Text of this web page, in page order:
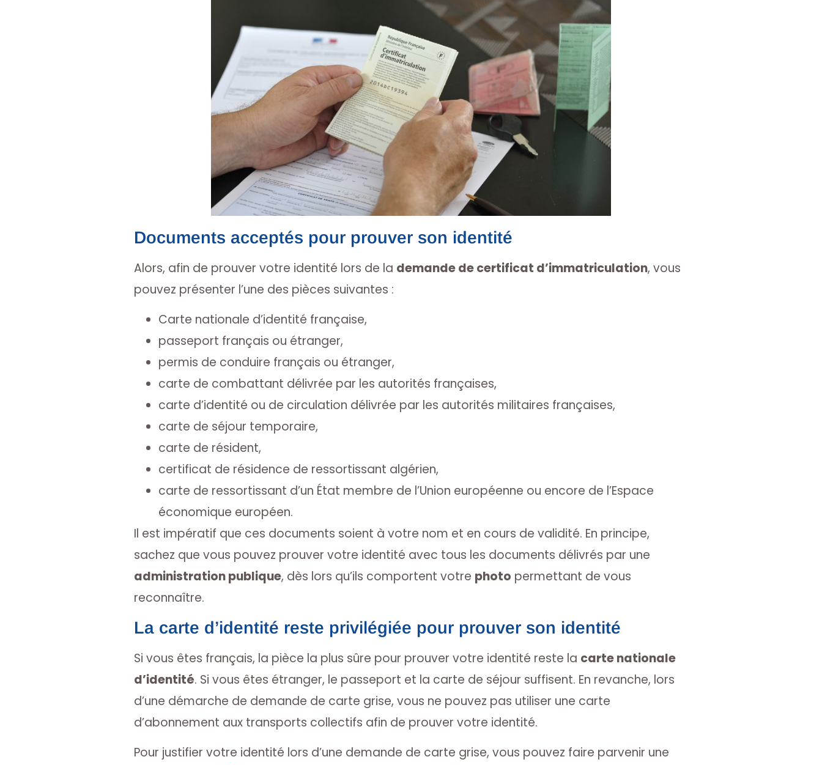
Documents acceptés pour prouver son identité
Alors, afin de prouver votre identité lors de la demande de certificat d’immatriculation, vous
pouvez présenter l’une des pièces suivantes :
Carte nationale d’identité française,
passeport français ou étranger,
permis de conduire français ou étranger,
carte de combattant délivrée par les autorités françaises,
carte d’identité ou de circulation délivrée par les autorités militaires françaises,
carte de séjour temporaire,
carte de résident,
certificat de résidence de ressortissant algérien,
carte de ressortissant d’un État membre de l’Union européenne ou encore de l’Espace
économique européen.
Il est impératif que ces documents soient à votre nom et en cours de validité. En principe,
sachez que vous pouvez prouver votre identité avec tous les documents délivrés par une
administration publique, dès lors qu’ils comportent votre photo permettant de vous
reconnaître.
La carte d’identité reste privilégiée pour prouver son identité
Si vous êtes français, la pièce la plus sûre pour prouver votre identité reste la carte nationale
d’identité. Si vous êtes étranger, le passeport et la carte de séjour suffisent. En revanche, lors
d’une démarche de demande de carte grise, vous ne pouvez pas utiliser une carte
d’abonnement aux transports collectifs afin de prouver votre identité.
Pour justifier votre identité lors d’une demande de carte grise, vous pouvez faire parvenir une